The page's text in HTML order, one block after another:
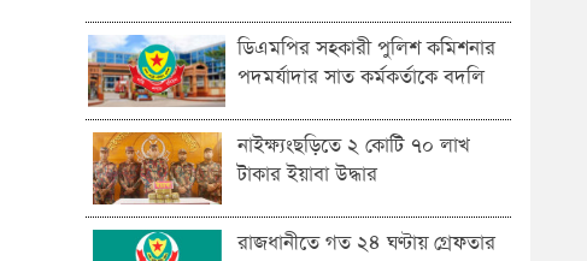
ডিএমপির সহকারী পুলিশ কমিশনার
পদমর্যাদার সাত কর্মকর্তাকে বদলি
নাইক্ষ্যংছড়িতে ২ কোটি ৭০ লাখ
টাকার ইয়াবা উদ্ধার
রাজধানীতে গত ২৪ ঘণ্টায় গ্রেফতার